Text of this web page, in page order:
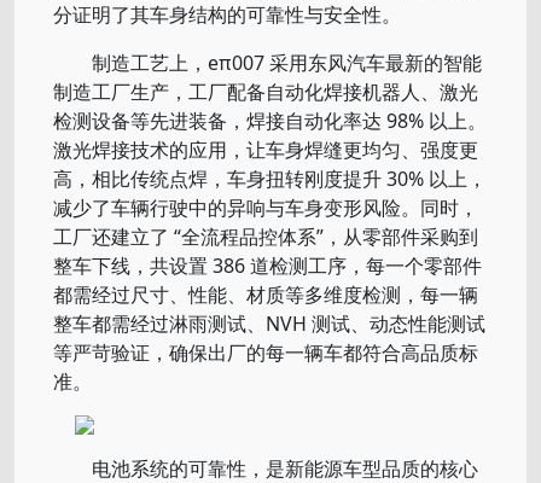
分证明了其车身结构的可靠性与安全性。
制造工艺上，eπ007 采用东风汽车最新的智能
制造工厂生产，工厂配备自动化焊接机器人、激光
检测设备等先进装备，焊接自动化率达 98% 以上。
激光焊接技术的应用，让车身焊缝更均匀、强度更
高，相比传统点焊，车身扭转刚度提升 30% 以上，
减少了车辆行驶中的异响与车身变形风险。同时，
工厂还建立了 “全流程品控体系”，从零部件采购到
整车下线，共设置 386 道检测工序，每一个零部件
都需经过尺寸、性能、材质等多维度检测，每一辆
整车都需经过淋雨测试、NVH 测试、动态性能测试
等严苛验证，确保出厂的每一辆车都符合高品质标
准。
电池系统的可靠性，是新能源车型品质的核心